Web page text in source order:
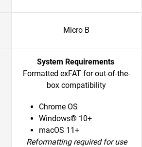
Micro B
System Requirements
Formatted exFAT for out-of-the-
box compatibility
Chrome OS
Windows® 10+
macOS 11+
Reformatting required for use